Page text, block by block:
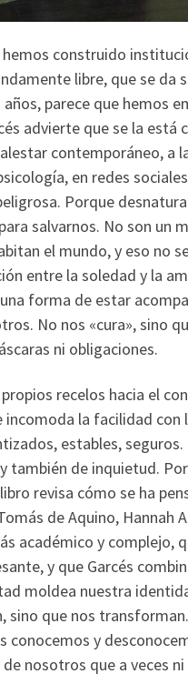
construido
libre, que se da
parece que hemos
advierte que se la está
contemporáneo, a
en redes
Porque
salvarnos. No son un
el mundo, y eso no
entre la soledad y la
forma de estar
No nos «cura», sino
ni obligaciones.
recelos hacia el
la facilidad con
estables, seguros.
también de inquietud.
revisa cómo se ha
de Aquino, Hannah
académico y complejo,
y que Garcés
moldea nuestra
que nos
y
nosotros que a veces